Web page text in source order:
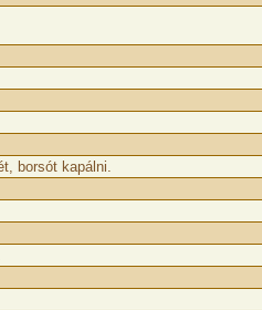
borsót kapálni.